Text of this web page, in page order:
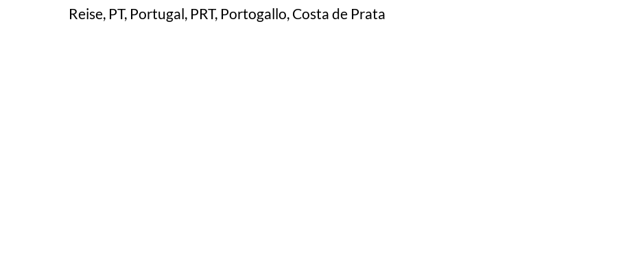
Reise, PT, Portugal, PRT, Portogallo, Costa de Prata